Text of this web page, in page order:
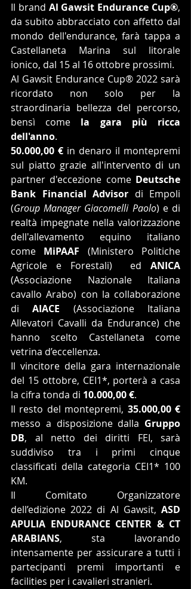
Il brand Al Gawsit Endurance Cup®,
da subito abbracciato con affetto dal
mondo dell'endurance, farà tappa a
Castellaneta Marina sul litorale
ionico, dal 15 al 16 ottobre prossimi.
Al Gawsit Endurance Cup® 2022 sarà
ricordato non solo per la
straordinaria bellezza del percorso,
bensì come la gara più ricca
dell'anno.
50.000,00 € in denaro il montepremi
sul piatto grazie all'intervento di un
partner d'eccezione come Deutsche
Bank Financial Advisor di Empoli
(Group Manager Giacomelli Paolo) e di
realtà impegnate nella valorizzazione
dell'allevamento equino italiano
come MiPAAF (Ministero Politiche
Agricole e Forestali)
ed ANICA
(Associazione Nazionale Italiana
cavallo Arabo) con la collaborazione
di AIACE (Associazione Italiana
Allevatori Cavalli da Endurance) che
hanno scelto Castellaneta come
vetrina d’eccellenza.
Il vincitore della gara internazionale
del 15 ottobre, CEI1*, porterà a casa
la cifra tonda di 10.000,00 €.
Il resto del montepremi, 35.000,00 €
messo a disposizione dalla Gruppo
DB, al netto dei diritti FEI, sarà
suddiviso tra i primi cinque
classificati della categoria CEI1* 100
KM.
Il Comitato Organizzatore
dell’edizione 2022 di Al Gawsit, ASD
APULIA ENDURANCE CENTER & CT
ARABIANS, sta lavorando
intensamente per assicurare a tutti i
partecipanti premi importanti e
facilities per i cavalieri stranieri.